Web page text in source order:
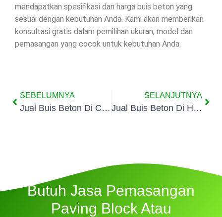
mendapatkan spesifikasi dan harga buis beton yang
sesuai dengan kebutuhan Anda. Kami akan memberikan
konsultasi gratis dalam pemilihan ukuran, model dan
pemasangan yang cocok untuk kebutuhan Anda.
SEBELUMNYA
Jual Buis Beton Di Cempaka Baru
SELANJUTNYA
Jual Buis Beton Di Harapan Mulya
Butuh Jasa Pemasangan
Paving Block Atau